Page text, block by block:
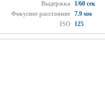
Выдержка
1/60 сек
Фокусное расстояние
7.9 мм
ISO
125